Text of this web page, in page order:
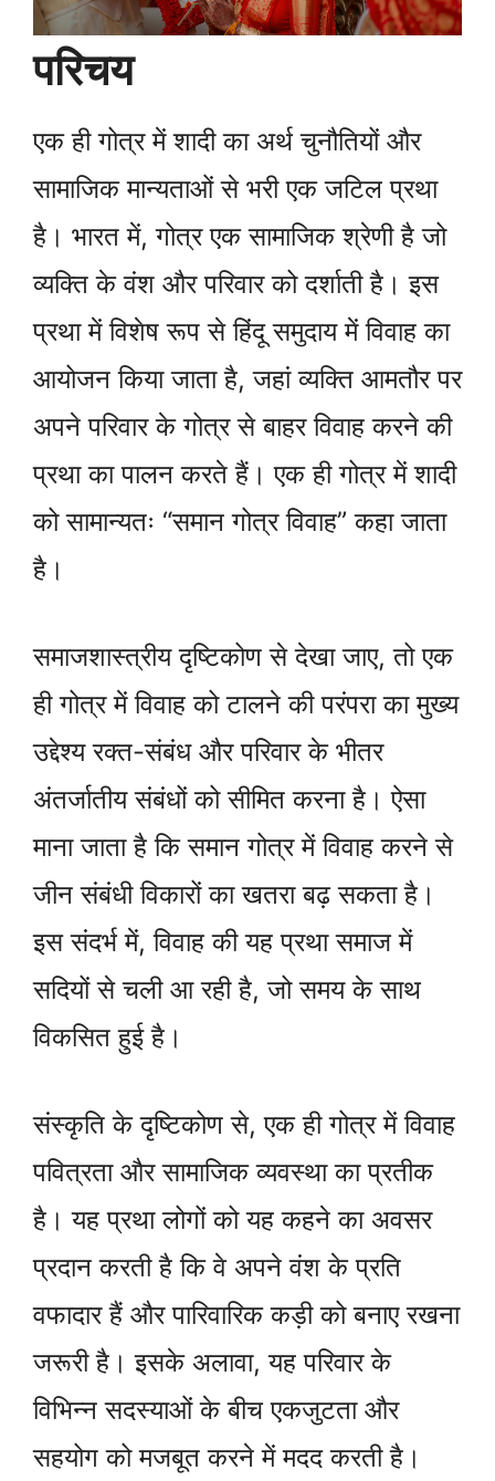
परिचय
एक ही गोत्र में शादी का अर्थ चुनौतियों और
सामाजिक मान्यताओं से भरी एक जटिल प्रथा
है। भारत में, गोत्र एक सामाजिक श्रेणी है जो
व्यक्ति के वंश और परिवार को दर्शाती है। इस
प्रथा में विशेष रूप से हिंदू समुदाय में विवाह का
आयोजन किया जाता है, जहां व्यक्ति आमतौर पर
अपने परिवार के गोत्र से बाहर विवाह करने की
प्रथा का पालन करते हैं। एक ही गोत्र में शादी
को सामान्यतः “समान गोत्र विवाह” कहा जाता
है।
समाजशास्त्रीय दृष्टिकोण से देखा जाए, तो एक
ही गोत्र में विवाह को टालने की परंपरा का मुख्य
उद्देश्य रक्त-संबंध और परिवार के भीतर
अंतर्जातीय संबंधों को सीमित करना है। ऐसा
माना जाता है कि समान गोत्र में विवाह करने से
जीन संबंधी विकारों का खतरा बढ़ सकता है।
इस संदर्भ में, विवाह की यह प्रथा समाज में
सदियों से चली आ रही है, जो समय के साथ
विकसित हुई है।
संस्कृति के दृष्टिकोण से, एक ही गोत्र में विवाह
पवित्रता और सामाजिक व्यवस्था का प्रतीक
है। यह प्रथा लोगों को यह कहने का अवसर
प्रदान करती है कि वे अपने वंश के प्रति
वफादार हैं और पारिवारिक कड़ी को बनाए रखना
जरूरी है। इसके अलावा, यह परिवार के
विभिन्न सदस्याओं के बीच एकजुटता और
सहयोग को मजबूत करने में मदद करती है।